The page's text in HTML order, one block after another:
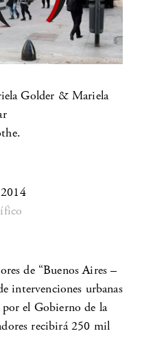
Golder & Mariela
de “Buenos Aires –
intervenciones urbanas
por el Gobierno de la
recibirá 250 mil